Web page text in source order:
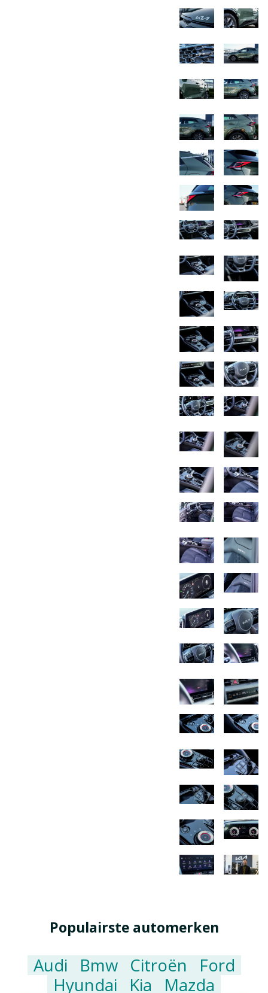
Populairste automerken
Audi Bmw Citroën
Ford
Hyundai
Kia
Mazda